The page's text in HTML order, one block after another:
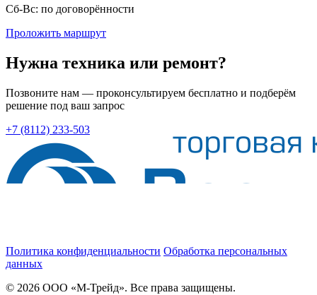
Сб-Вс: по договорённости
Проложить маршрут
Нужна техника или ремонт?
Позвоните нам — проконсультируем бесплатно и подберём
решение под ваш запрос
+7 (8112) 233-503
Политика конфиденциальности Обработка персональных
данных
© 2026 ООО «М-Трейд». Все права защищены.